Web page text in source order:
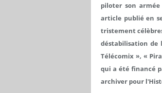
piloter son
article publié en
tristement
déstabilisation de
Télécomix », «
qui a été financé
archiver pour